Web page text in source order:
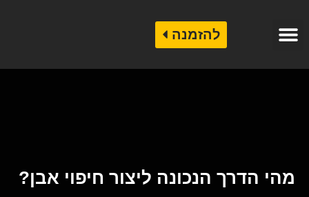
להזמנה
מהי הדרך הנכונה ליצור חיפוי אבן?